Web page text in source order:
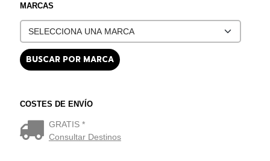
MARCAS
COSTES DE ENVÍO
GRATIS *
Consultar Destinos